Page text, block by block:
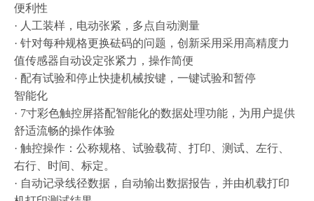
便利性
· 人工装样，电动张紧，多点自动测量
· 针对每种规格更换砝码的问题，创新采用采用高精度力
值传感器自动设定张紧力，操作简便
· 配有试验和停止快捷机械按键，一键试验和暂停
智能化
· 7寸彩色触控屏搭配智能化的数据处理功能，为用户提供
舒适流畅的操作体验
· 触控操作：公称规格、试验载荷、打印、测试、左行、
右行、时间、标定。
· 自动记录线径数据，自动输出数据报告，并由机载打印